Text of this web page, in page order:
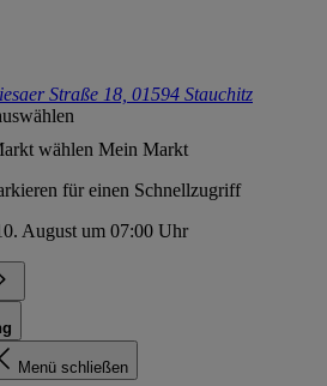
Straße 18, 01594 Stauchitz
wählen Mein Markt
für einen Schnellzugriff
August um 07:00 Uhr
Menü schließen